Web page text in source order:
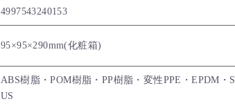
4997543240153
95×95×290mm(化粧箱)
ABS樹脂・POM樹脂・PP樹脂・変性PPE・EPDM・S
US